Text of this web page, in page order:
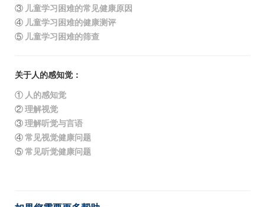
③ 儿童学习困难的常见健康原因
④ 儿童学习困难的健康测评
⑤ 儿童学习困难的筛查
关于人的感知觉：
① 人的感知觉
②理解视觉
③理解听觉与言语
④常见视觉健康问题
⑤常见听觉健康问题